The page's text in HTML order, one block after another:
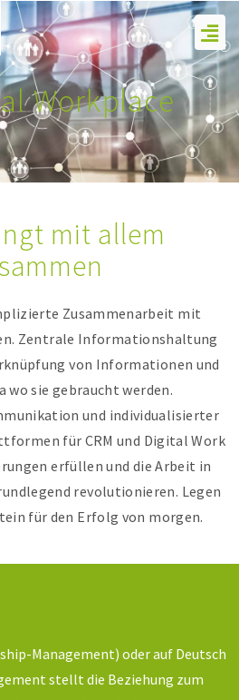
Workplace
mit allem
Zusammenarbeit mit
Zentrale Informationshaltung
von Informationen und
wo sie gebraucht werden.
und individualisierter
für CRM und Digital Work
erfüllen und die Arbeit in
revolutionieren. Legen
für den Erfolg von morgen.
Management) oder auf Deutsch
stellt die Beziehung zum